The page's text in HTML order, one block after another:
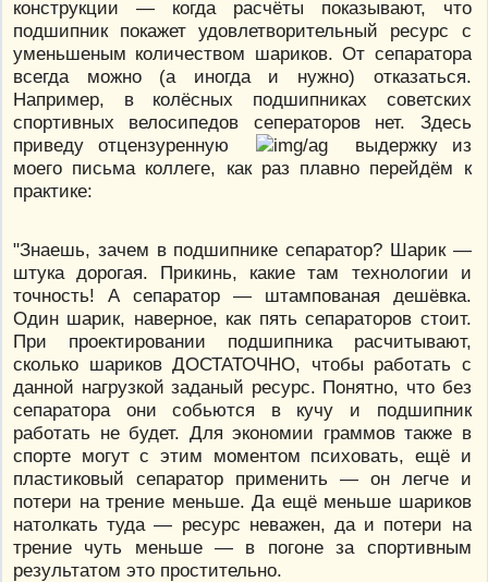
конструкции — когда расчёты показывают, что
подшипник покажет удовлетворительный ресурс с
уменьшеным количеством шариков. От сепаратора
всегда можно (а иногда и нужно) отказаться.
Например, в колёсных подшипниках советских
спортивных велосипедов сеператоров нет. Здесь
приведу отцензуренную
выдержку из
моего письма коллеге, как раз плавно перейдём к
практике:
"Знаешь, зачем в подшипнике сепаратор? Шарик —
штука дорогая. Прикинь, какие там технологии и
точность! А сепаратор — штампованая дешёвка.
Один шарик, наверное, как пять сепараторов стоит.
При проектировании подшипника расчитывают,
сколько шариков ДОСТАТОЧНО, чтобы работать с
данной нагрузкой заданый ресурс. Понятно, что без
сепаратора они собьются в кучу и подшипник
работать не будет. Для экономии граммов также в
спорте могут с этим моментом психовать, ещё и
пластиковый сепаратор применить — он легче и
потери на трение меньше. Да ещё меньше шариков
натолкать туда — ресурс неважен, да и потери на
трение чуть меньше — в погоне за спортивным
результатом это простительно.